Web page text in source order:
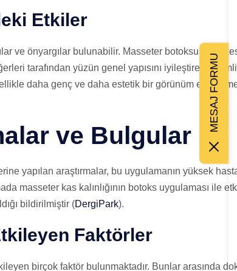
Etkiler
ve önyargılar bulunabilir. Masseter botoksu, bazı
tarafından yüzün genel yapısını iyileştiren
daha genç ve daha estetik bir görünüm elde
ve Bulgular
yapılan araştırmalar, bu uygulamanın yüksek
masseter kas kalınlığının botoks uygulaması ile
bildirilmiştir (DergiPark).
Faktörler
birçok faktör bulunmaktadır. Bunlar arasında
MESAJ FORMU